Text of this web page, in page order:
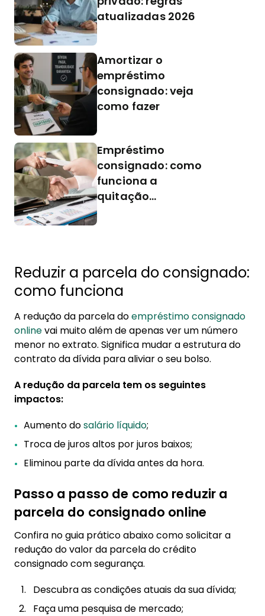
atualizadas 2026
Amortizar o
empréstimo
consignado: veja
como fazer
Empréstimo
consignado: como
funciona a
quitação
Reduzir a parcela do consignado:
como funciona
A redução da parcela doempréstimo consignado
onlinevai muito além de apenas ver um número
menor no extrato. Significa mudar a estrutura do
contrato da dívida para aliviar o seu bolso.
A redução da parcela tem os seguintes
impactos:
Aumento dosalário líquido;
Troca de juros altos por juros baixos;
Eliminou parte da dívida antes da hora.
Passo a passo de como reduzir a
parcela do consignado online
Confira no guia prático abaixo como solicitar a
redução do valor da parcela do crédito
consignado com segurança.
Descubra as condições atuais da sua dívida;
Faça uma pesquisa de mercado;